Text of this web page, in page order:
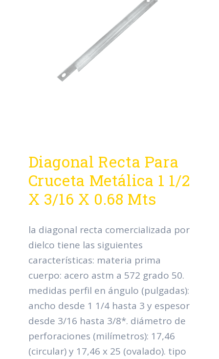
Diagonal Recta Para
Cruceta Metálica 1 1/2
X 3/16 X 0.68 Mts
la diagonal recta comercializada por
dielco tiene las siguientes
características: materia prima
cuerpo: acero astm a 572 grado 50.
medidas perfil en ángulo (pulgadas):
ancho desde 1 1/4 hasta 3 y espesor
desde 3/16 hasta 3/8*. diámetro de
perforaciones (milímetros): 17,46
(circular) y 17,46 x 25 (ovalado). tipo